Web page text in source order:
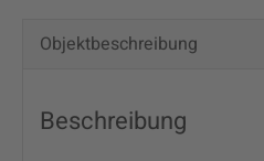
Objekt­beschreibung
Beschreibung